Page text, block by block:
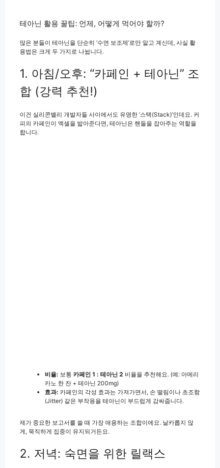
테아닌 활용 꿀팁: 언제, 어떻게 먹어야 할까?
많은 분들이 테아닌을 단순히 ‘수면 보조제’로만 알고 계신데, 사실 활
용법은 크게 두 가지로 나뉩니다.
1. 아침/오후: “카페인 + 테아닌” 조
합 (강력 추천!)
이건 실리콘밸리 개발자들 사이에서도 유명한 ‘스택(Stack)’인데요. 커
피의 카페인이 엑셀을 밟아준다면, 테아닌은 핸들을 잡아주는 역할을
합니다.
비율: 보통 카페인 1 : 테아닌 2 비율을 추천해요. (예: 아메리
카노 한 잔 + 테아닌 200mg)
효과: 카페인의 각성 효과는 가져가면서, 손 떨림이나 초조함
(Jitter) 같은 부작용을 테아닌이 부드럽게 감싸줍니다.
제가 중요한 보고서를 쓸 때 가장 애용하는 조합이에요. 날카롭지 않
게, 묵직하게 집중이 유지되거든요.
2. 저녁: 숙면을 위한 릴랙스